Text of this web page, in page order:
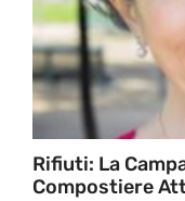
Rifiuti: La
Compostiere